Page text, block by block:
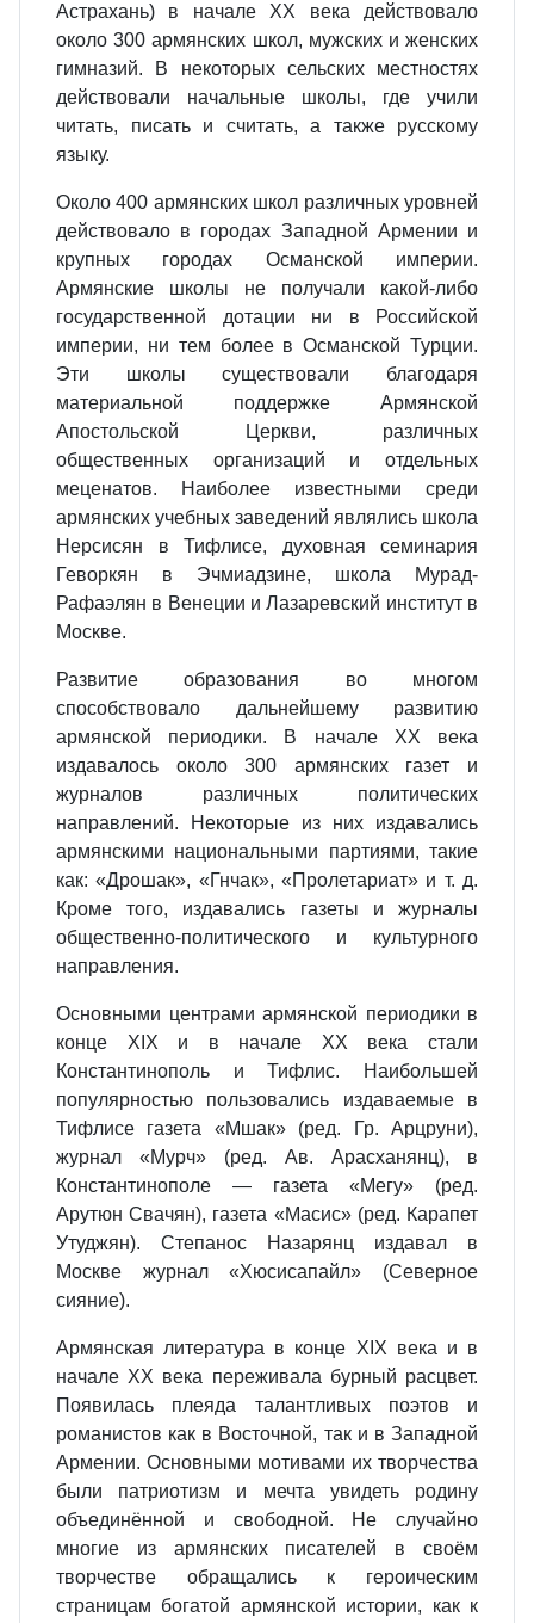
Астрахань) в начале XX века действовало
около 300 армянских школ, мужских и женских
гимназий. В некоторых сельских местностях
действовали начальные школы, где учили
читать, писать и считать, а также русскому
языку.
Около 400 армянских школ различных уровней
действовало в городах Западной Армении и
крупных городах Османской империи.
Армянские школы не получали какой-либо
государственной дотации ни в Российской
империи, ни тем более в Османской Турции.
Эти школы существовали благодаря
материальной поддержке Армянской
Апостольской Церкви, различных
общественных организаций и отдельных
меценатов. Наиболее известными среди
армянских учебных заведений являлись школа
Нерсисян в Тифлисе, духовная семинария
Геворкян в Эчмиадзине, школа Мурад-
Рафаэлян в Венеции и Лазаревский институт в
Москве.
Развитие образования во многом
способствовало дальнейшему развитию
армянской периодики. В начале XX века
издавалось около 300 армянских газет и
журналов различных политических
направлений. Некоторые из них издавались
армянскими национальными партиями, такие
как: «Дрошак», «Гнчак», «Пролетариат» и т. д.
Кроме того, издавались газеты и журналы
общественно-политического и культурного
направления.
Основными центрами армянской периодики в
конце XIX и в начале XX века стали
Константинополь и Тифлис. Наибольшей
популярностью пользовались издаваемые в
Тифлисе газета «Мшак» (ред. Гр. Арцруни),
журнал «Мурч» (ред. Ав. Арасханянц), в
Константинополе — газета «Мегу» (ред.
Арутюн Свачян), газета «Масис» (ред. Карапет
Утуджян). Степанос Назарянц издавал в
Москве журнал «Хюсисапайл» (Северное
сияние).
Армянская литература в конце XIX века и в
начале XX века переживала бурный расцвет.
Появилась плеяда талантливых поэтов и
романистов как в Восточной, так и в Западной
Армении. Основными мотивами их творчества
были патриотизм и мечта увидеть родину
объединённой и свободной. Не случайно
многие из армянских писателей в своём
творчестве обращались к героическим
страницам богатой армянской истории, как к